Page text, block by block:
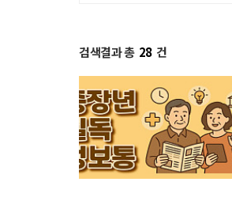
검색결과 총 28 건